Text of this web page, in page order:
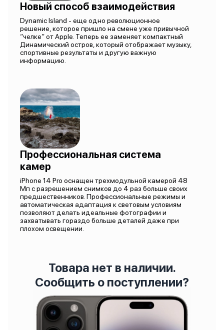
Новый способ взаимодействия
Dynamic Island - еще одно революционное
решение, которое пришло на смене уже привычной
“челке” от Apple. Теперь ее заменяет компактный
Динамический остров, который отображает музыку,
спортивные результаты и другую важную
информацию.
Профессиональная система
камер
iPhone 14 Pro оснащен трехмодульной камерой 48
Мп с разрешением снимков до 4 раз больше своих
предшественников. Профессиональные режимы и
автоматическая адаптация к световым условиям
позволяют делать идеальные фотографии и
захватывать гораздо больше деталей даже при
плохом освещении.
Товара нет в наличии.
Сообщить о поступлении?